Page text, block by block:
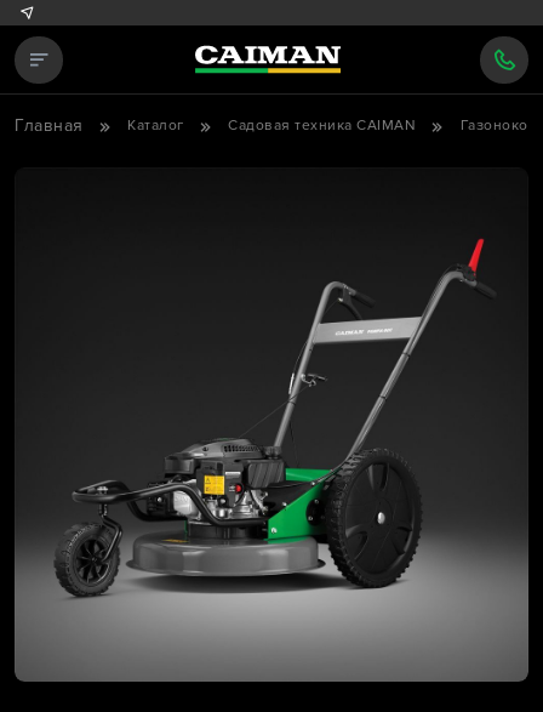
Главная Каталог Садовая техника CAIMAN